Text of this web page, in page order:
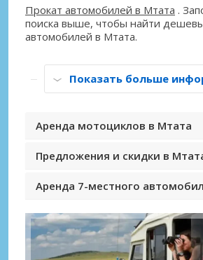
Прокат автомобилей в Мтата .
поиска выше, чтобы найти
автомобилей в Мтата.
Показать больше
Аренда мотоциклов в Мтата
Предложения и скидки в
Аренда 7-местного